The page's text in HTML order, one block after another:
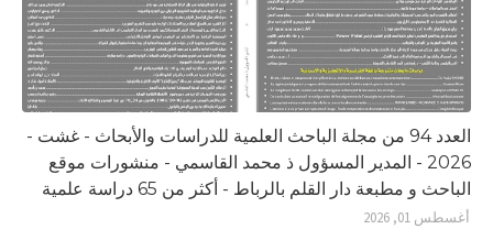
العدد 94 من مجلة الباحث العلمية للدراسات والأبحاث - غشت -
2026 - المدير المسؤول ذ محمد القاسمي - منشورات موقع
الباحث و مطبعة دار القلم بالرباط - أكثر من 65 دراسة علمية
أغسطس 01, 2026